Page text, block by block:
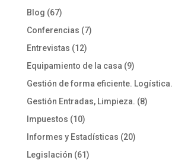
Blog (67)
Conferencias (7)
Entrevistas (12)
Equipamiento de la casa (9)
Gestión de forma eficiente. Logística.
Gestión Entradas, Limpieza. (8)
Impuestos (10)
Informes y Estadísticas (20)
Legislación (61)